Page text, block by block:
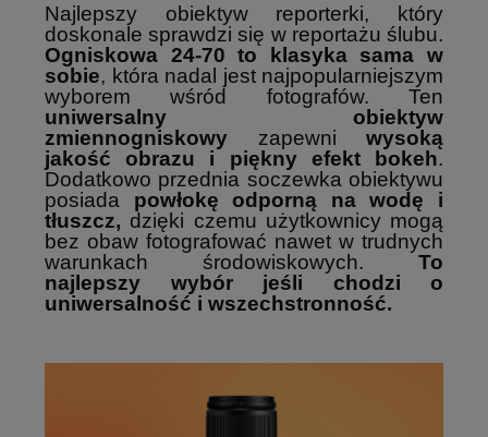
Najlepszy obiektyw reporterki, który
doskonale sprawdzi się w reportażu ślubu.
Ogniskowa 24-70 to klasyka sama w
sobie, która nadal jest najpopularniejszym
wyborem wśród fotografów. Ten
uniwersalny obiektyw
zmiennogniskowy zapewni wysoką
jakość obrazu i piękny efekt bokeh.
Dodatkowo przednia soczewka obiektywu
posiada powłokę odporną na wodę i
tłuszcz, dzięki czemu użytkownicy mogą
bez obaw fotografować nawet w trudnych
warunkach środowiskowych. To
najlepszy wybór jeśli chodzi o
uniwersalność i wszechstronność.